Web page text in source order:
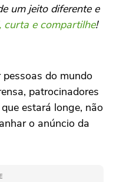
um jeito diferente e
curta e compartilhe!
do mundo
patrocinadores
estará longe, não
o anúncio da